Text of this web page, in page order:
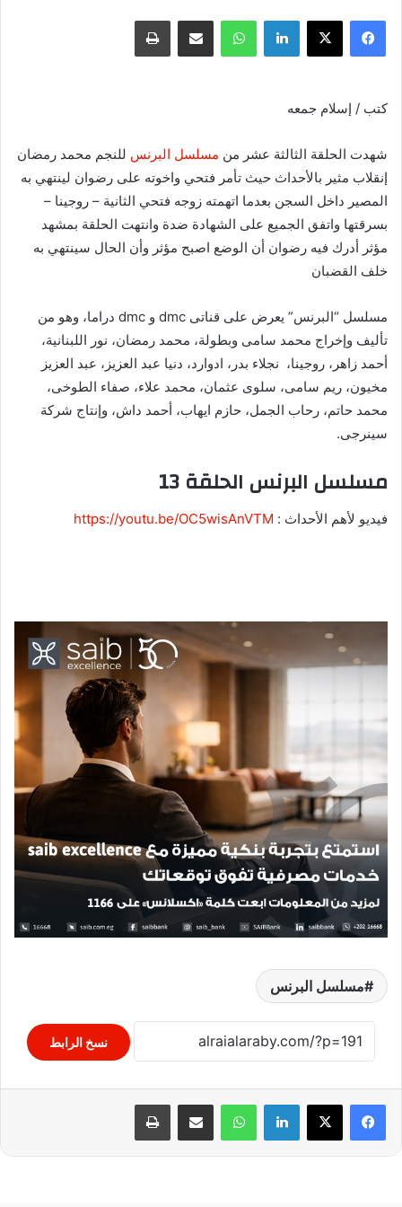
فيسبوك X لينكدإن واتساب مشاركة عبر البريد طباعة
كتب / إسلام جمعه
شهدت الحلقة الثالثة عشر من مسلسل البرنس للنجم محمد رمضان
إنقلاب مثير بالأحداث حيث تأمر فتحي واخوته على رضوان لينتهي به
المصير داخل السجن بعدما اتهمته زوجه فتحي الثانية – روجينا –
بسرقتها واتفق الجميع على الشهادة ضدة وانتهت الحلقة بمشهد
مؤثر أدرك فيه رضوان أن الوضع اصبح مؤثر وأن الحال سينتهي به
خلف القضبان
مسلسل “البرنس” يعرض على قناتى dmc و dmc دراما، وهو من
تأليف وإخراج محمد سامى وبطولة، محمد رمضان، نور اللبنانية،
أحمد زاهر، روجينا، نجلاء بدر، ادوارد، دنيا عبد العزيز، عبد العزيز
مخيون، ريم سامى، سلوى عثمان، محمد علاء، صفاء الطوخى،
محمد حاتم، رحاب الجمل، حازم ايهاب، أحمد داش، وإنتاج شركة
سينرجى.
مسلسل البرنس الحلقة 13
فيديو لأهم الأحداث : https://youtu.be/OC5wisAnVTM
مسلسل البرنس
نسخ الرابط
لينكدإن واتساب مشاركة عبر البريد طباعة